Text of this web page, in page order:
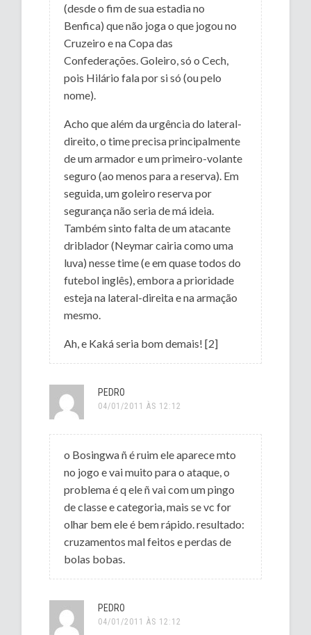
(desde o fim de sua estadia no
Benfica) que não joga o que jogou no
Cruzeiro e na Copa das
Confederações. Goleiro, só o Cech,
pois Hilário fala por si só (ou pelo
nome).
Acho que além da urgência do lateral-
direito, o time precisa principalmente
de um armador e um primeiro-volante
seguro (ao menos para a reserva). Em
seguida, um goleiro reserva por
segurança não seria de má ideia.
Também sinto falta de um atacante
driblador (Neymar cairia como uma
luva) nesse time (e em quase todos do
futebol inglês), embora a prioridade
esteja na lateral-direita e na armação
mesmo.
Ah, e Kaká seria bom demais! [2]
PEDRO
04/01/2011 ÀS 12:12
o Bosingwa ñ é ruim ele aparece mto
no jogo e vai muito para o ataque, o
problema é q ele ñ vai com um pingo
de classe e categoria, mais se vc for
olhar bem ele é bem rápido. resultado:
cruzamentos mal feitos e perdas de
bolas bobas.
PEDRO
04/01/2011 ÀS 12:12